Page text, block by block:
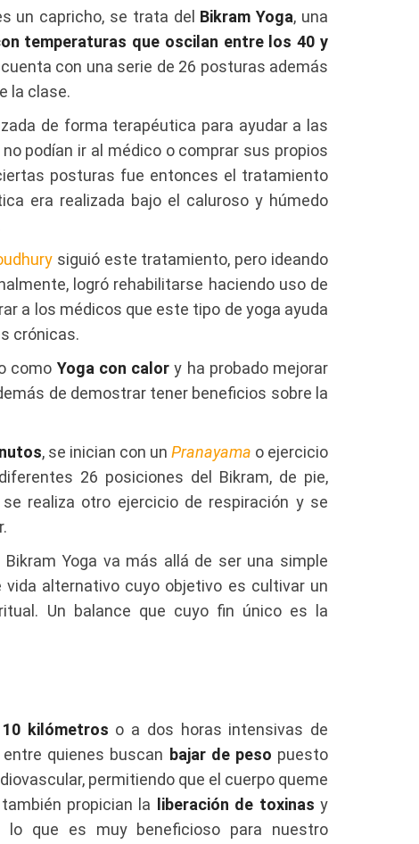
un capricho, se trata del Bikram Yoga, una
temperaturas que oscilan entre los 40 y
con una serie de 26 posturas además
la clase.
de forma terapéutica para ayudar a las
podían ir al médico o comprar sus propios
posturas fue entonces el tratamiento
era realizada bajo el caluroso y húmedo
siguió este tratamiento, pero ideando
logró rehabilitarse haciendo uso de
a los médicos que este tipo de yoga ayuda
crónicas.
como Yoga con calory ha probado mejorar
de demostrar tener beneficios sobre la
, se inician con un Pranayama o ejercicio
26 posiciones del Bikram, de pie,
realiza otro ejercicio de respiración y se
Yoga va más allá de ser una simple
alternativo cuyo objetivo es cultivar un
Un balance que cuyo fin único es la
kilómetros o a dos horas intensivas de
quienes buscan bajar de peso puesto
permitiendo que el cuerpo queme
propician la
liberación de toxinas y
lo que es muy beneficioso para nuestro